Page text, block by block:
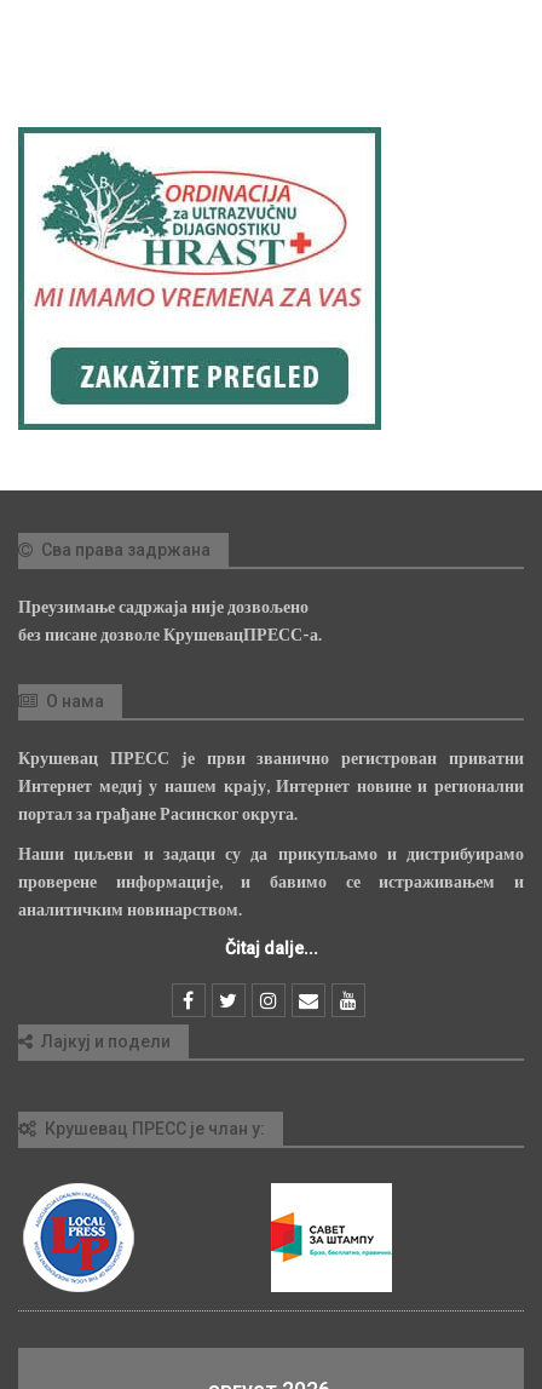
Сва права задржана
Преузимање садржаја није дозвољено
без писане дозволе КрушевацПРЕСС-а.
О нама
Крушевац ПРЕСС је први званично регистрован приватни
Интернет медиј у нашем крају, Интернет новине и регионални
портал за грађане Расинског округа.
Наши циљеви и задаци су да прикупљамо и дистрибуирамо
проверене информације, и бавимо се истраживањем и
аналитичким новинарством.
Čitaj dalje...
Лајкуј и подели
Крушевац ПРЕСС је члан у: